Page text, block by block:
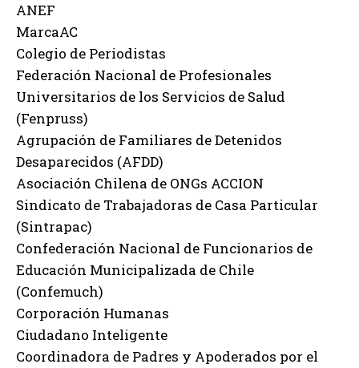
ANEF
MarcaAC
Colegio de Periodistas
Federación Nacional de Profesionales
Universitarios de los Servicios de Salud
(Fenpruss)
Agrupación de Familiares de Detenidos
Desaparecidos (AFDD)
Asociación Chilena de ONGs ACCION
Sindicato de Trabajadoras de Casa Particular
(Sintrapac)
Confederación Nacional de Funcionarios de
Educación Municipalizada de Chile
(Confemuch)
Corporación Humanas
Ciudadano Inteligente
Coordinadora de Padres y Apoderados por el